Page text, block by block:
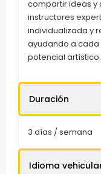
compartir ideas y
instructores
individualizada y
ayudando a cada
potencial artístico.
Duración
3 días / semana
Idioma